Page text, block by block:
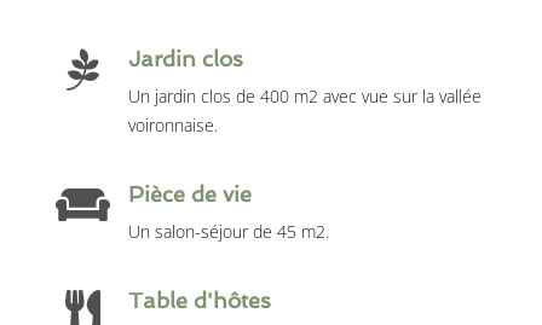
Jardin clos
Un jardin clos de 400 m2 avec vue sur la vallée
voironnaise.
Pièce de vie
Un salon-séjour de 45 m2.
Table d'hôtes